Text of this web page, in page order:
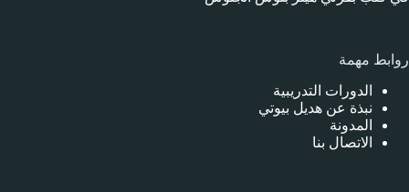
روابط مهمة
الدورات التدريبية
نبذة عن هديل بيوتي
المدونة
الاتصال بنا